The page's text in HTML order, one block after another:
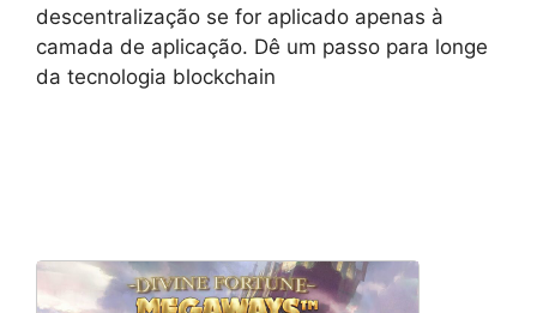
descentralização se for aplicado apenas à
camada de aplicação. Dê um passo para longe
da tecnologia blockchain